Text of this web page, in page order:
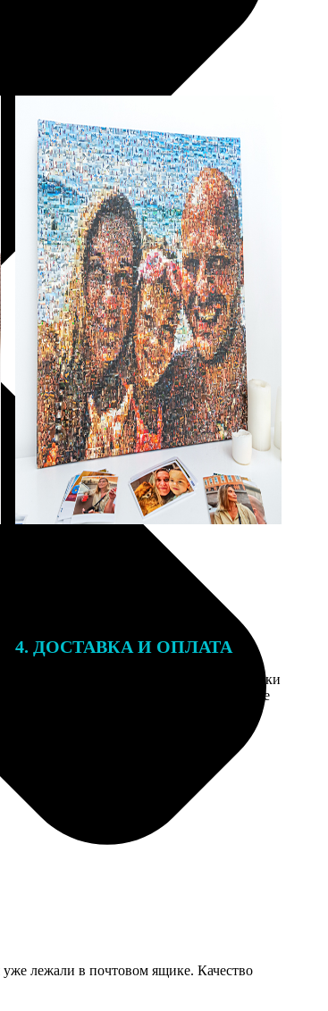
4. ДОСТАВКА И ОПЛАТА
Введите адрес и выберите способ доставки
заказа. Если у вас есть промокод, введите
уже лежали в почтовом ящике. Качество